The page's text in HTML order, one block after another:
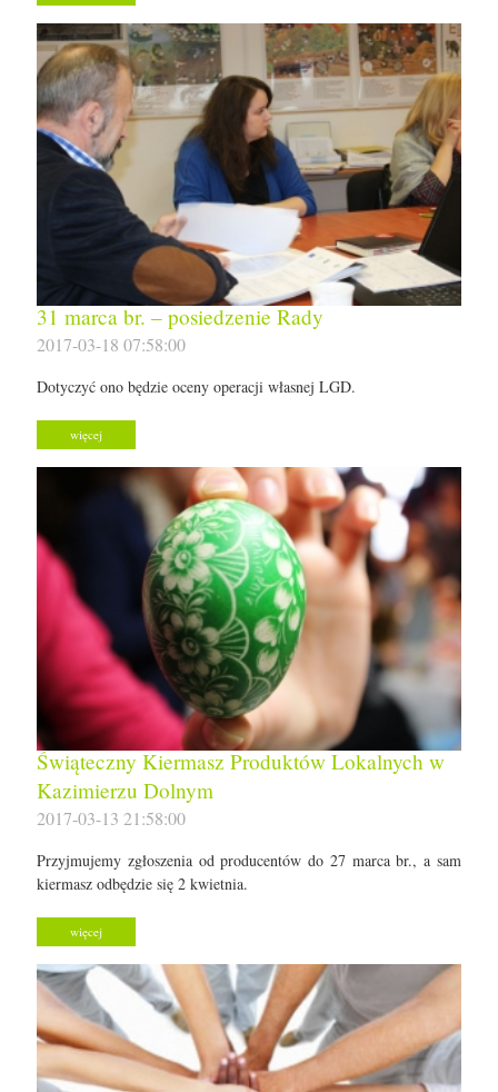
31 marca br. – posiedzenie Rady
2017-03-18 07:58:00
Dotyczyć ono będzie oceny operacji własnej LGD.
więcej
Świąteczny Kiermasz Produktów Lokalnych w
Kazimierzu Dolnym
2017-03-13 21:58:00
Przyjmujemy zgłoszenia od producentów do 27 marca br., a sam
kiermasz odbędzie się 2 kwietnia.
więcej